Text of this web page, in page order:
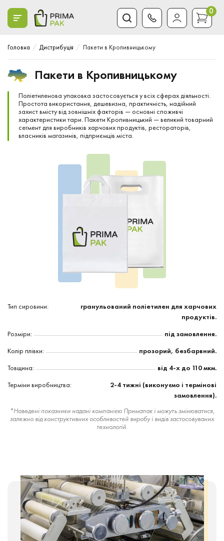
0
Головна Дистрибуція Пакети в Кропивницькому
Пакети в Кропивницькому
Поліетиленова упаковка застосовується у всіх сферах діяльності.
Простота використання, дешевизна, практичність, надійний
захист вмісту від зовнішніх факторів — основні споживчі
характеристики тари. Пакети Кропивницький — великий товарний
сегмент для виробників харчових продуктів, рестораторів,
власників магазинів, підприємців міста.
Тип сировини:
гранульований поліетилен для харчових
продуктів.
Розміри:
під замовлення.
Колір плівки:
прозорий, безбарвний.
Товщина:
від 4-х до 110 мкм.
Терміни виробництва:
2-4 тижні (виконуємо і термінові
замовлення).
*Наведені показники надані компанією Примапак і можуть змінюватися,
залежно від конструктивних особливостей виробу і видів застосовуваних
технологій.